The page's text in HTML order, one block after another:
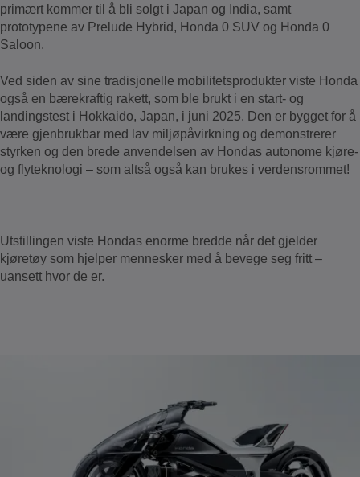
primært kommer til å bli solgt i Japan og India, samt
prototypene av Prelude Hybrid, Honda 0 SUV og Honda 0
Saloon.
Ved siden av sine tradisjonelle mobilitetsprodukter viste Honda
også en bærekraftig rakett, som ble brukt i en start- og
landingstest i Hokkaido, Japan, i juni 2025. Den er bygget for å
være gjenbrukbar med lav miljøpåvirkning og demonstrerer
styrken og den brede anvendelsen av Hondas autonome kjøre-
og flyteknologi – som altså også kan brukes i verdensrommet!
Utstillingen viste Hondas enorme bredde når det gjelder
kjøretøy som hjelper mennesker med å bevege seg fritt –
uansett hvor de er.